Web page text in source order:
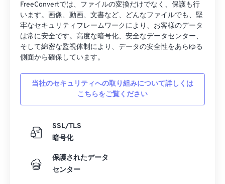
FreeConvertでは、ファイルの変換だけでなく、保護も行
います。画像、動画、文書など、どんなファイルでも、堅
牢なセキュリティフレームワークにより、お客様のデータ
は常に安全です。高度な暗号化、安全なデータセンター、
そして綿密な監視体制により、データの安全性をあらゆる
側面から確保しています。
当社のセキュリティへの取り組みについて詳しくは
こちらをご覧ください
SSL/TLS
暗号化
保護されたデータ
センター